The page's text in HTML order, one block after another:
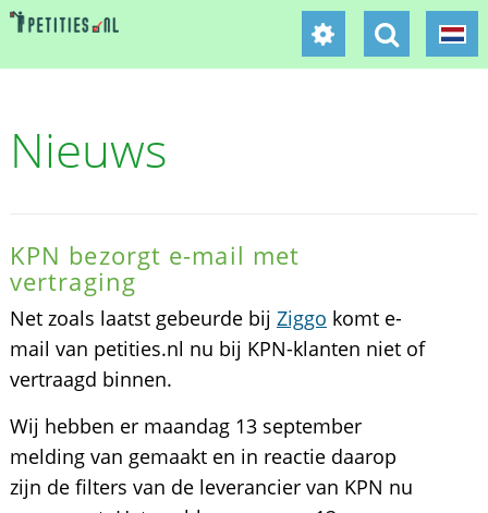
Nieuws
KPN bezorgt e-mail met
vertraging
Net zoals laatst gebeurde bij Ziggo komt e-
mail van petities.nl nu bij KPN-klanten niet of
vertraagd binnen.
Wij hebben er maandag 13 september
melding van gemaakt en in reactie daarop
zijn de filters van de leverancier van KPN nu